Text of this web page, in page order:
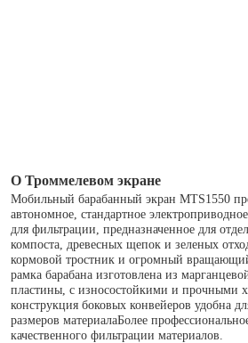
О Троммелевом экране
Мобильный барабанный экран MTS1550
автономное, стандартное
для фильтрации, предназначенное для
компоста, древесных щепок и зеленых
кормовой тростник и огромный
рамка барабана изготовлена из
пластины, с износостойкими и прочными
конструкция боковых конвейеров удобна
размеров материалаБолее
качественного фильтрации материалов.